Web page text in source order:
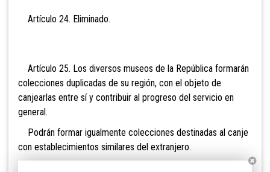
Artículo 24. Eliminado.
Artículo 25. Los diversos museos de la República formarán
colecciones duplicadas de su región, con el objeto de
canjearlas entre sí y contribuir al progreso del servicio en
general.
Podrán formar igualmente colecciones destinadas al canje
con establecimientos similares del extranjero.